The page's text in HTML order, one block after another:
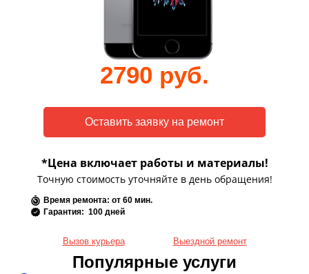
2790 руб.
*Цена включает работы и материалы!
Точную стоимость уточняйте в день обращения!
Время ремонта: от 60 мин.
Гарантия: 100 дней
Вызов курьера Выездной ремонт
Популярные услуги